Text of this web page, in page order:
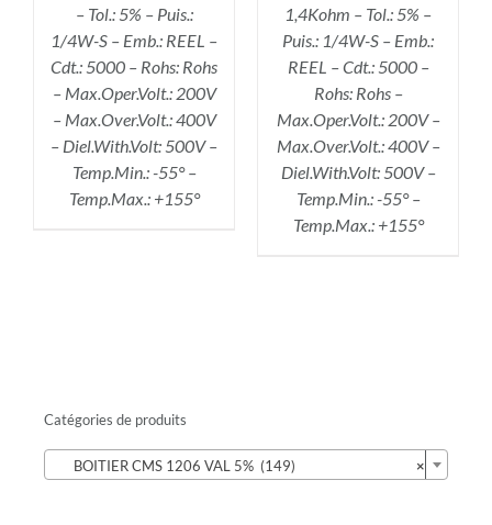
– Tol.: 5% – Puis.:
1/4W-S – Emb.: REEL –
Cdt.: 5000 – Rohs: Rohs
– Max.Oper.Volt.: 200V
– Max.Over.Volt.: 400V
– Diel.With.Volt: 500V –
Temp.Min.: -55° –
Temp.Max.: +155°
1,4Kohm – Tol.: 5% –
Puis.: 1/4W-S – Emb.:
REEL – Cdt.: 5000 –
Rohs: Rohs –
Max.Oper.Volt.: 200V –
Max.Over.Volt.: 400V –
Diel.With.Volt: 500V –
Temp.Min.: -55° –
Temp.Max.: +155°
Catégories de produits
×
BOITIER CMS 1206 VAL 5% (149)